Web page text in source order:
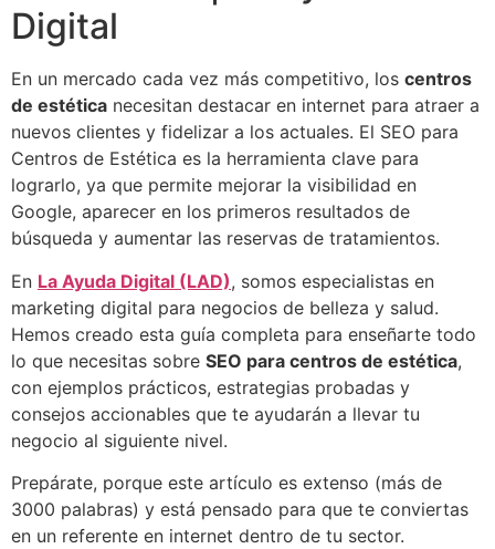
Digital
En un mercado cada vez más competitivo, los centros
de estética necesitan destacar en internet para atraer a
nuevos clientes y fidelizar a los actuales. El SEO para
Centros de Estética es la herramienta clave para
lograrlo, ya que permite mejorar la visibilidad en
Google, aparecer en los primeros resultados de
búsqueda y aumentar las reservas de tratamientos.
En La Ayuda Digital (LAD), somos especialistas en
marketing digital para negocios de belleza y salud.
Hemos creado esta guía completa para enseñarte todo
lo que necesitas sobre SEO para centros de estética,
con ejemplos prácticos, estrategias probadas y
consejos accionables que te ayudarán a llevar tu
negocio al siguiente nivel.
Prepárate, porque este artículo es extenso (más de
3000 palabras) y está pensado para que te conviertas
en un referente en internet dentro de tu sector.